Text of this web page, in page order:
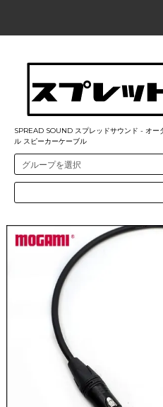
SPREAD SOUND スプレッドサウンド - オ
ル スピーカーケーブル